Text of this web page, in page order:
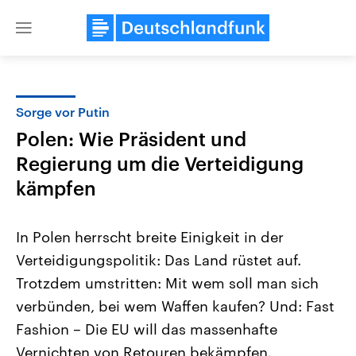
Close
Landtagswahl Sachsen-Anhalt
2026
Alle Informationen
Sachsen-Anhalt wählt am 6.
September 2026 einen neuen
Bundesland von einer Koalition aus
Aktuelle Beiträge,
Hintergründe
Wirtschaftlich und
gehören die Vereinigten
mit großem Einfluss auf
Sorge vor Putin
Polen: Wie Präsident und
Regierung um die Verteidigung
kämpfen
In Polen herrscht breite Einigkeit in der
Verteidigungspolitik: Das Land rüstet auf.
Trotzdem umstritten: Mit wem soll man sich
verbünden, bei wem Waffen kaufen? Und: Fast
Fashion – Die EU will das massenhafte
Vernichten von Retouren bekämpfen.